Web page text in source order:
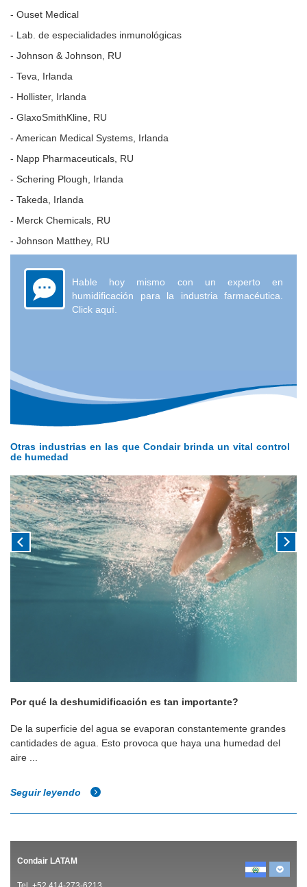
- Ouset Medical
- Lab. de especialidades inmunológicas
- Johnson & Johnson, RU
- Teva, Irlanda
- Hollister, Irlanda
- GlaxoSmithKline, RU
- American Medical Systems, Irlanda
- Napp Pharmaceuticals, RU
- Schering Plough, Irlanda
- Takeda, Irlanda
- Merck Chemicals, RU
- Johnson Matthey, RU
Hable hoy mismo con un experto en
humidificación para la industria farmacéutica.
Click aquí.
Otras industrias en las que Condair brinda un vital control
de humedad
Por qué la deshumidificación es tan importante?
De la superficie del agua se evaporan constantemente grandes
cantidades de agua. Esto provoca que haya una humedad del
aire ...
Seguir leyendo
Condair LATAM